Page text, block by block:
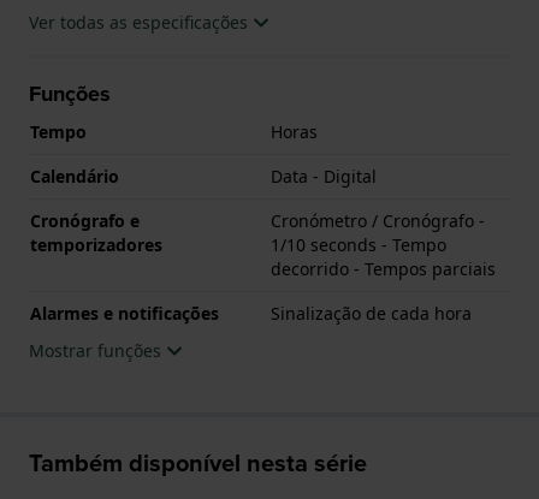
Ver todas as especificações
Funções
Tempo
Horas
Calendário
Data - Digital
Cronógrafo e
temporizadores
Cronómetro / Cronógrafo -
1/10 seconds - Tempo
decorrido - Tempos parciais
Alarmes e notificações
Sinalização de cada hora
Mostrar funções
Também disponível nesta série